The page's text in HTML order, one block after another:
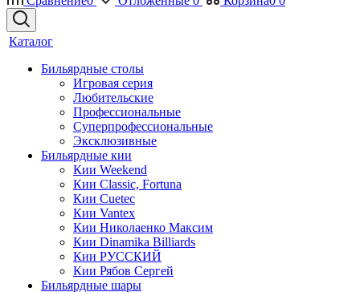
Каталог
Бильярдные столы
Игровая серия
Любительские
Профессиональные
Суперпрофессиональные
Эксклюзивные
Бильярдные кии
Кии Weekend
Кии Classic, Fortuna
Кии Cuetec
Кии Vantex
Кии Николаенко Максим
Кии Dinamika Billiards
Кии РУССКИЙ
Кии Рябов Сергей
Бильярдные шары